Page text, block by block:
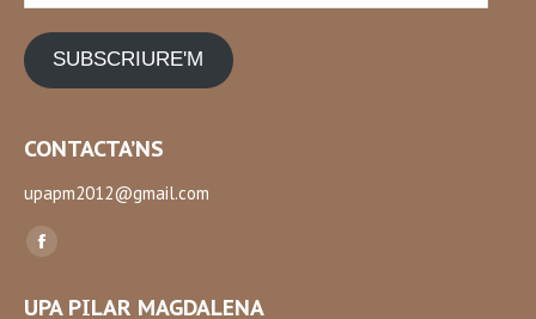
SUBSCRIURE'M
CONTACTA’NS
upapm2012@gmail.com
Find us on:
Facebook
UPA PILAR MAGDALENA